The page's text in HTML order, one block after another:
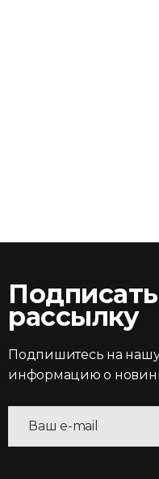
рассылку
Подпишитесь на нашу
информацию о